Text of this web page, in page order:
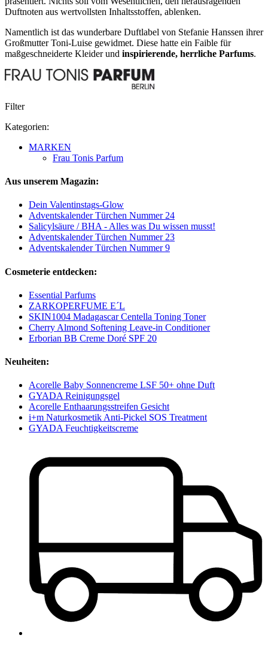
Duftnoten aus wertvollsten Inhaltsstoffen, ablenken.
Namentlich ist das wunderbare Duftlabel von Stefanie Hanssen ihrer
Großmutter Toni-Luise gewidmet. Diese hatte ein Faible für
maßgeschneiderte Kleider und inspirierende, herrliche Parfums.
Filter
Kategorien:
MARKEN
Frau Tonis Parfum
Aus unserem Magazin:
Dein Valentinstags-Glow
Adventskalender Türchen Nummer 24
Salicylsäure / BHA - Alles was Du wissen musst!
Adventskalender Türchen Nummer 23
Adventskalender Türchen Nummer 9
Cosmeterie entdecken:
Essential Parfums
ZARKOPERFUME E´L
SKIN1004 Madagascar Centella Toning Toner
Cherry Almond Softening Leave-in Conditioner
Erborian BB Creme Doré SPF 20
Neuheiten:
Acorelle Baby Sonnencreme LSF 50+ ohne Duft
GYADA Reinigungsgel
Acorelle Enthaarungsstreifen Gesicht
i+m Naturkosmetik Anti-Pickel SOS Treatment
GYADA Feuchtigkeitscreme